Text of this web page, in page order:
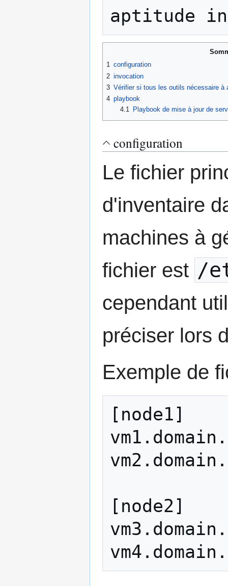
aptitude
1 configuration
2 invocation
3 Vérifier si tous les outils nécessaire à
4 playbook
4.1
Playbook de mise à jour de
configuration
Le fichier
d'inventaire
machines à
fichier est /
cependant
préciser lors
Exemple de
[node1]
[node2]